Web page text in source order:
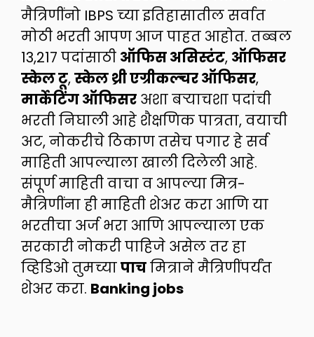
मैत्रिणींनो IBPS च्या इतिहासातील सर्वात
मोठी भरती आपण आज पाहत आहोत. तब्बल
13,217 पदांसाठी ऑफिस असिस्टंट, ऑफिसर
स्केल टू,स्केल थ्री एग्रीकल्चर ऑफिसर,
मार्केटिंग ऑफिसर अशा बऱ्याचशा पदांची
भरती निघाली आहे शैक्षणिक पात्रता, वयाची
अट, नोकरीचे ठिकाण तसेच पगार हे सर्व
माहिती आपल्याला खाली दिलेली आहे.
संपूर्ण माहिती वाचा व आपल्या मित्र-
मैत्रिणींना ही माहिती शेअर करा आणि या
भरतीचा अर्ज भरा आणि आपल्याला एक
सरकारी नोकरी पाहिजे असेल तर हा
व्हिडिओ तुमच्यापाचमित्राने मैत्रिणींपर्यंत
शेअर करा. Banking jobs